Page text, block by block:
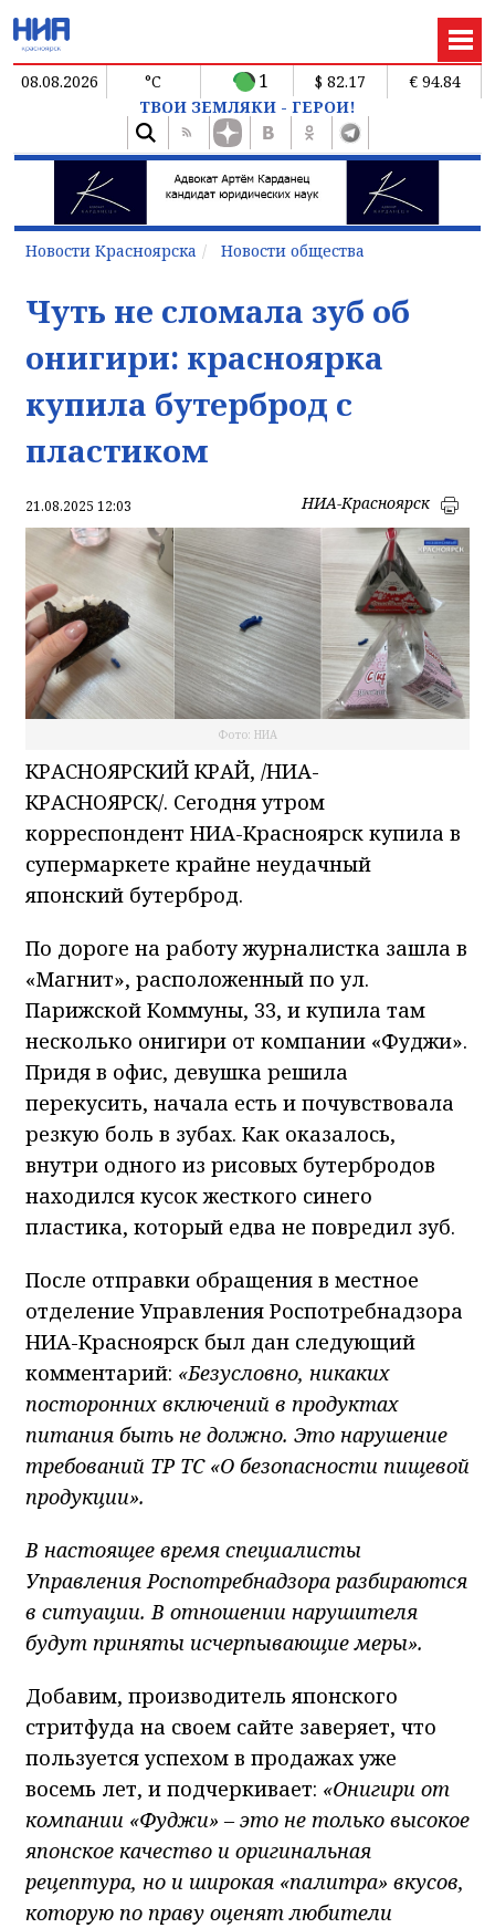
08.08.2026 °C 1 $ 82.17
€ 94.84
ТВОИ ЗЕМЛЯКИ - ГЕРОИ!
Новости Красноярска Новости общества
Чуть не сломала зуб об
онигири: красноярка
купила бутерброд с
пластиком
21.08.2025 12:03 НИА-Красноярск
Фото: НИА
КРАСНОЯРСКИЙ КРАЙ, /НИА-
КРАСНОЯРСК/. Сегодня утром
корреспондент НИА-Красноярск купила в
супермаркете крайне неудачный
японский бутерброд.
По дороге на работу журналистка зашла в
«Магнит», расположенный по ул.
Парижской Коммуны, 33, и купила там
несколько онигири от компании «Фуджи».
Придя в офис, девушка решила
перекусить, начала есть и почувствовала
резкую боль в зубах. Как оказалось,
внутри одного из рисовых бутербродов
находился кусок жесткого синего
пластика, который едва не повредил зуб.
После отправки обращения в местное
отделение Управления Роспотребнадзора
НИА-Красноярск был дан следующий
комментарий: «Безусловно, никаких
посторонних включений в продуктах
питания быть не должно. Это нарушение
требований ТР ТС «О безопасности пищевой
продукции».
В настоящее время специалисты
Управления Роспотребнадзора разбираются
в ситуации. В отношении нарушителя
будут приняты исчерпывающие меры».
Добавим, производитель японского
стритфуда на своем сайте заверяет, что
пользуется успехом в продажах уже
восемь лет, и подчеркивает: «Онигири от
компании «Фуджи» – это не только высокое
японское качество и оригинальная
рецептура, но и широкая «палитра» вкусов,
которую по праву оценят любители